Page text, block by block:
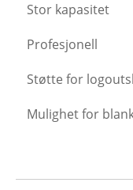
Stor kapasitet
Profesjonell
Støtte for
Mulighet for